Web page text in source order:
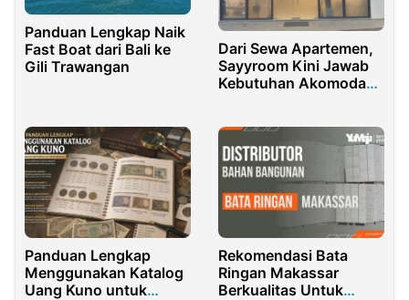
Panduan Lengkap Naik
Fast Boat dari Bali ke
Gili Trawangan
Dari Sewa Apartemen,
Sayyroom Kini Jawab
Kebutuhan Akomodasi
Panduan Lengkap
Menggunakan Katalog
Uang Kuno untuk
Rekomendasi Bata
Ringan Makassar
Berkualitas Untuk